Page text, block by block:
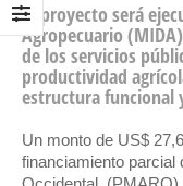
El proyecto será
Agropecuario
de los servicios
productividad
estructura funcional
Un monto de US$
financiamiento parcial
Boletín
No.1 –
13 junio,
MEF